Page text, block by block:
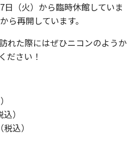
日（火）から臨時休館していま
ら再開しています。
れた際にはぜひニコンのようか
ださい！
）
込）